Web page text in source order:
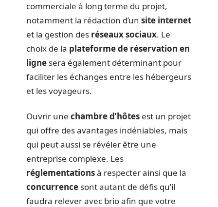
commerciale à long terme du projet,
notamment la rédaction d’un site internet
et la gestion des réseaux sociaux. Le
choix de la plateforme de réservation en
ligne sera également déterminant pour
faciliter les échanges entre les hébergeurs
et les voyageurs.
Ouvrir une chambre d’hôtes est un projet
qui offre des avantages indéniables, mais
qui peut aussi se révéler être une
entreprise complexe. Les
réglementationsà respecter ainsi que la
concurrence sont autant de défis qu’il
faudra relever avec brio afin que votre